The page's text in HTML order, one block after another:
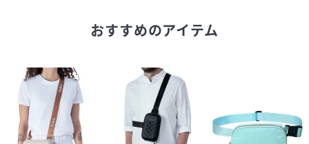
EVA樹脂
サイズ
KA9783_850035650653
850035650653-0-0 KA9783
おすすめのアイテム